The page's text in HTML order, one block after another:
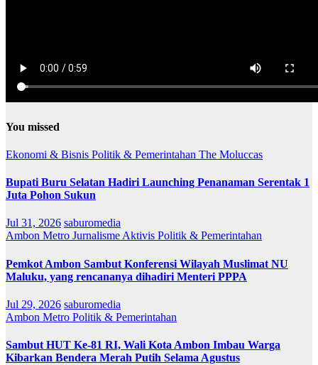
You missed
Ekonomi & Bisnis Politik & Pemerintahan The Moluccas
Bupati Buru Selatan Hadiri Launching Penanaman Serentak 1
Juta Pohon Sukun
Jul 31, 2026 saburomedia
Ambon Metro Jurnalisme Aktivis Politik & Pemerintahan
Pemkot Ambon Sambut Konferensi Wilayah Muslimat NU
Maluku, yang rencananya dihadiri Menteri PPPA
Jul 29, 2026 saburomedia
Ambon Metro Politik & Pemerintahan
Sambut HUT Ke-81 RI, Wali Kota Ambon Imbau Warga
Kibarkan Bendera Merah Putih Selama Agustus